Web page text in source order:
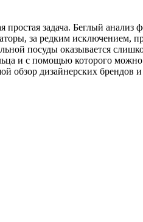
задача. Беглый анализ
за редким исключением,
посуды оказывается
и с помощью которого можно
обзор дизайнерских брендов